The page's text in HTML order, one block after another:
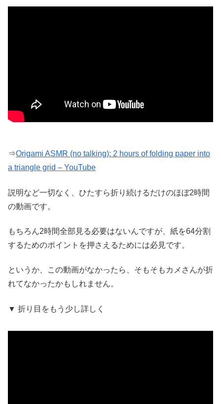
⇒Origami ASMR (no talking): 2 hours of folding paper into
a triangle grid – YouTube
説明など一切なく、ひたすら折り続けるだけのほぼ2時間
の動画です。
もちろん2時間全部見る必要はないんですが、紙を64分割
するためのポイントを押さえるためには必見です。
というか、この動画がなかったら、そもそもカメさんが折
れてなかったかもしれません。
▼ 折り目をもう少し詳しく